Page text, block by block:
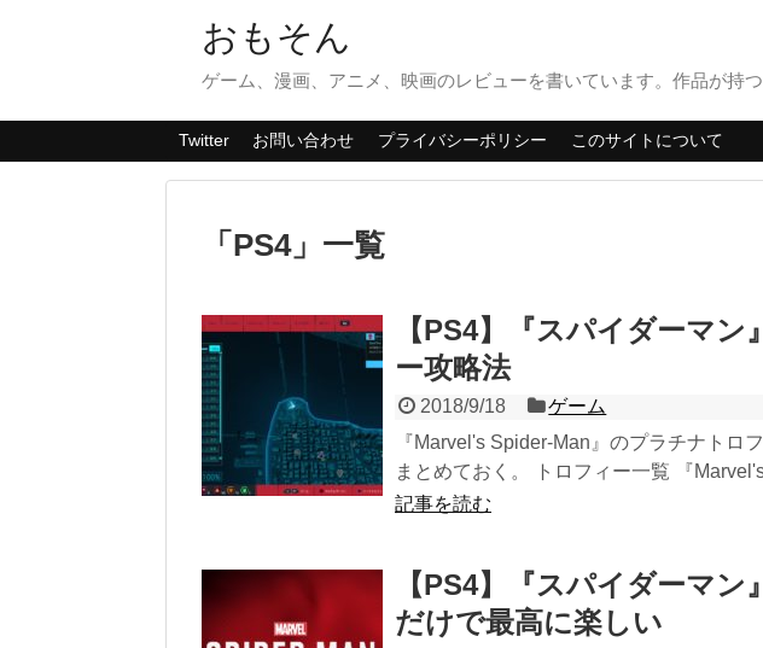
おもそん
ゲーム、漫画、アニメ、映画のレビューを書いています。作品が持
Twitter お問い合わせ プライバシーポリシー このサイトについて
「 PS4」 一覧
【PS4】『スパイダーマ
ー攻略法
2018/9/18
ゲーム
『Marvel's Spider-Man』のプラチナトロ
まとめておく。 トロフィー一覧 『
記事を読む
【PS4】『スパイダーマ
だけで最高に楽しい